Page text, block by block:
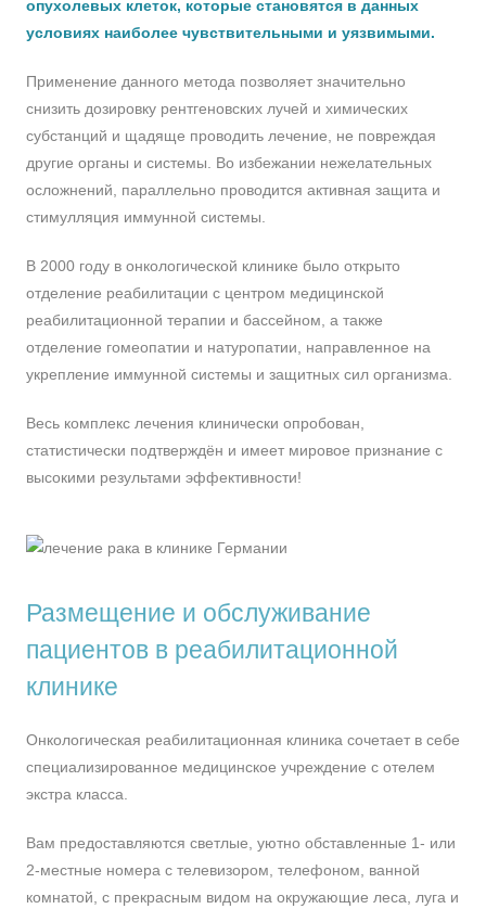
опухолевых клеток, которые становятся в данных
условиях наиболее чувствительными и уязвимыми.
Применение данного метода позволяет значительно
снизить дозировку рентгеновских лучей и химических
субстанций и щадяще проводить лечение, не повреждая
другие органы и системы. Во избежании нежелательных
осложнений, параллельно проводится активная защита и
стимулляция иммунной системы.
В 2000 году в онкологической клинике было открыто
отделение реабилитации с центром медицинской
реабилитационной терапии и бассейном, а также
отделение гомеопатии и натуропатии, направленное на
укрепление иммунной системы и защитных сил организма.
Весь комплекс лечения клинически опробован,
статистически подтверждён и имеет мировое признание с
высокими результами эффективности!
Размещение и обслуживание
пациентов в реабилитационной
клинике
Онкологическая реабилитационная клиника сочетает в себе
специализированное медицинское учреждение с отелем
экстра класса.
Вам предоставляются светлые, уютно обставленные 1- или
2-местные номера с телевизором, телефоном, ванной
комнатой, с прекрасным видом на окружающие леса, луга и